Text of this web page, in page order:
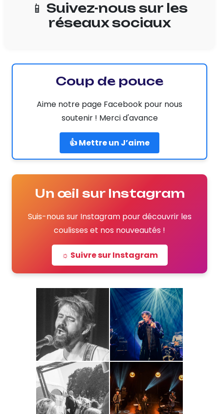
📱 Suivez-nous sur les
réseaux sociaux
Coup de pouce
Aime notre page Facebook pour nous
soutenir ! Merci d'avance
👍 Mettre un J’aime
Un œil sur Instagram
Suis-nous sur Instagram pour découvrir les
coulisses et nos nouveautés !
☼ Suivre sur Instagram